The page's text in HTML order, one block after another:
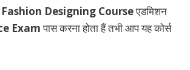
Fashion Designing Courseएडमिशन
Examपास करना होता हैं तभी आप यह कोर्स